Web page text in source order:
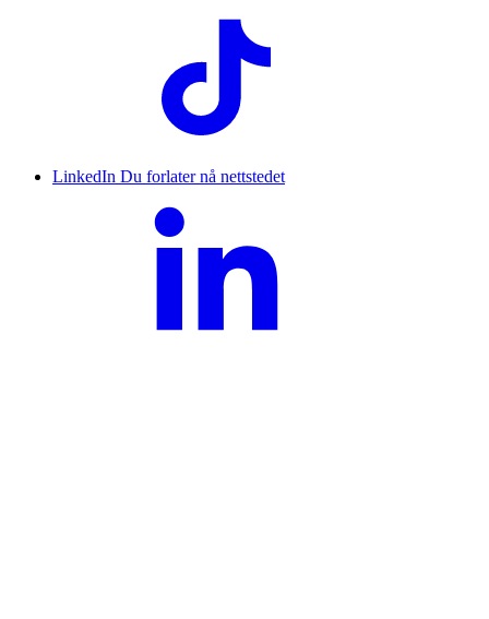
LinkedIn Du forlater nå nettstedet